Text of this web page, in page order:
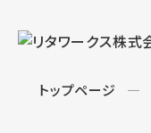
トップページ